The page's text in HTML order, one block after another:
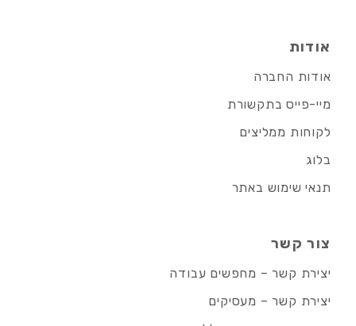
אודות
אודות החברה
מיי-פייס בתקשורת
לקוחות ממליצים
בלוג
תנאי שימוש באתר
צור קשר
יצירת קשר – מחפשים עבודה
יצירת קשר – מעסיקים